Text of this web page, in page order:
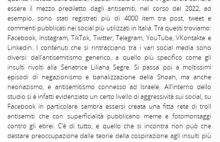
essere il mezzo prediletto dagli antisemiti, nel corso del 2022, ad
esempio, sono stati registrati più di 4000 item tra post, tweet e
commenti pubblicati nei social più utilizzati in Italia. Tra questi troviamo:
Facebook, Instagram, TikTok, Twitter, Telegram, YouTube, VKontakte e
Linkedin. I contenuti che si rintracciano tra i vari social media sono
diversi: dall’antisemitismo generico, a quello più specifico come gli
insulti rivolti alla Senatrice Liliana Segre. Si passa poi a moltissimi
episodi di negazionismo e banalizzazione della Shoah, ma anche
neonazismo, e antisemitismo connesso ad Israele. All’interno dello
studio si è infatti evidenziato un certo livello di aggressività sui social, su
Facebook in particolare sembra essersi creata una fitta rete di troll
antisemiti che con superficialità pubblicano meme e fotomontaggi
contro gli ebrei. C’è di tutto, e quello che si incontra non può che
destare preoccupazione dalle teorie della cospirazione agli insulti più